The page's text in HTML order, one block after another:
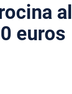
al
euros